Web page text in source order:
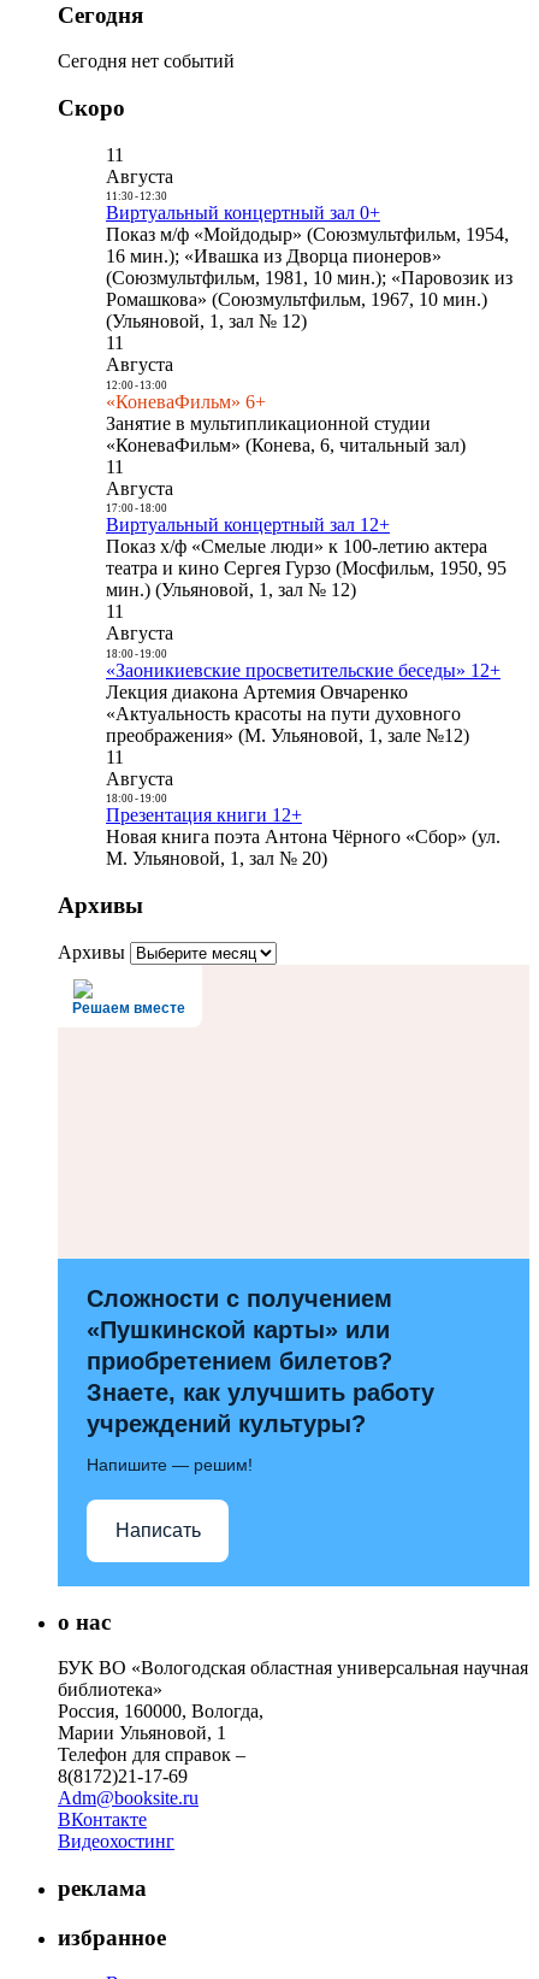
Сегодня
Сегодня нет событий
Скоро
11
Августа
11:30- 12:30
Виртуальный концертный зал 0+
Показ м/ф «Мойдодыр» (Союзмультфильм, 1954,
16 мин.); «Ивашка из Дворца пионеров»
(Союзмультфильм, 1981, 10 мин.); «Паровозик из
Ромашкова» (Союзмультфильм, 1967, 10 мин.)
(Ульяновой, 1, зал № 12)
11
Августа
12:00- 13:00
«КоневаФильм» 6+
Занятие в мультипликационной студии
«КоневаФильм» (Конева, 6, читальный зал)
11
Августа
17:00- 18:00
Виртуальный концертный зал 12+
Показ х/ф «Смелые люди» к 100-летию актера
театра и кино Сергея Гурзо (Мосфильм, 1950, 95
мин.) (Ульяновой, 1, зал № 12)
11
Августа
18:00- 19:00
«Заоникиевские просветительские беседы» 12+
Лекция диакона Артемия Овчаренко
«Актуальность красоты на пути духовного
преображения» (М. Ульяновой, 1, зале №12)
11
Августа
18:00- 19:00
Презентация книги 12+
Новая книга поэта Антона Чёрного «Сбор» (ул.
М. Ульяновой, 1, зал № 20)
Архивы
Архивы
Решаем вместе
Сложности с получением
«Пушкинской карты» или
приобретением билетов?
Знаете, как улучшить работу
учреждений культуры?
Напишите — решим!
Написать
о нас
БУК ВО «Вологодская областная универсальная научная
библиотека»
Россия, 160000, Вологда,
Марии Ульяновой, 1
Телефон для справок –
8(8172)21-17-69
Adm@booksite.ru
ВКонтакте
Видеохостинг
реклама
избранное